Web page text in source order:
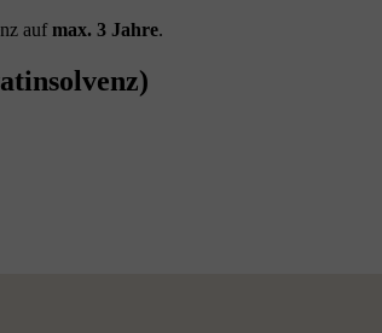
aufmax. 3 Jahre.